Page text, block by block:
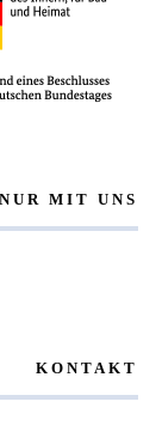
NUR MIT UNS
KONTAKT